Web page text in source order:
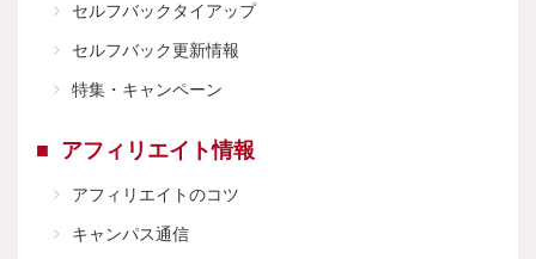
セルフバックタイアップ
セルフバック更新情報
特集・キャンペーン
アフィリエイト情報
アフィリエイトのコツ
キャンパス通信